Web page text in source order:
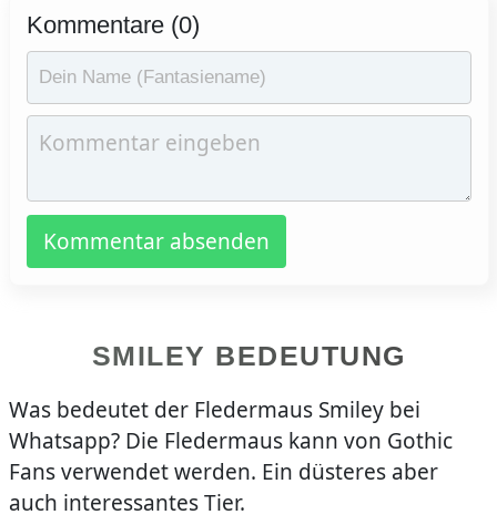
Kommentare (0)
Kommentar absenden
SMILEY BEDEUTUNG
Was bedeutet der Fledermaus Smiley bei
Whatsapp? Die Fledermaus kann von Gothic
Fans verwendet werden. Ein düsteres aber
auch interessantes Tier.